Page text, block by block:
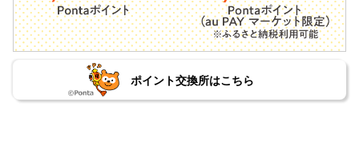
ポイント交換所はこちら